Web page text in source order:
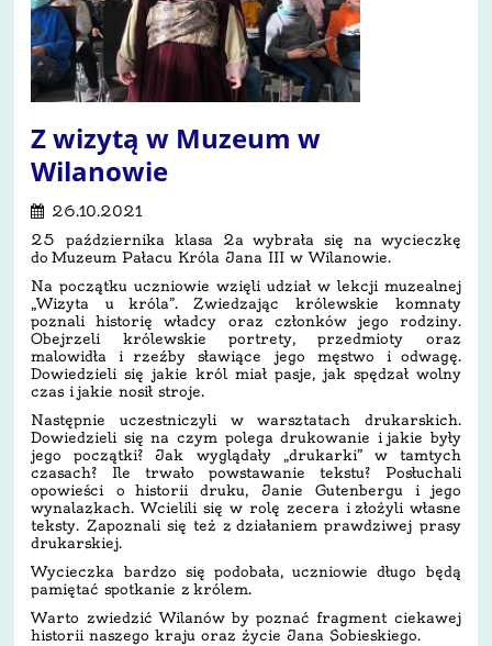
Z wizytą w Muzeum w
Wilanowie
26.10.2021
25 października klasa 2a wybrała się na wycieczkę
do Muzeum Pałacu Króla Jana III w Wilanowie.
Na początku uczniowie wzięli udział w lekcji muzealnej
„Wizyta u króla”. Zwiedzając królewskie komnaty
poznali historię władcy oraz członków jego rodziny.
Obejrzeli królewskie portrety, przedmioty oraz
malowidła i rzeźby sławiące jego męstwo i odwagę.
Dowiedzieli się jakie król miał pasje, jak spędzał wolny
czas i jakie nosił stroje.
Następnie uczestniczyli w warsztatach drukarskich.
Dowiedzieli sięna czym polega drukowanie i jakie były
jego początki? Jak wyglądały „drukarki” w tamtych
czasach? Ile trwało powstawanie tekstu? Posłuchali
opowieści o historii druku, Janie Gutenbergu i jego
wynalazkach. Wcielili się w rolę zecera i złożyli własne
teksty. Zapoznali się też z działaniem prawdziwej prasy
drukarskiej.
Wycieczka bardzo się podobała, uczniowie długo będą
pamiętać spotkanie z królem.
Warto zwiedzić Wilanów by poznać fragment ciekawej
historii naszego kraju oraz życie Jana Sobieskiego.